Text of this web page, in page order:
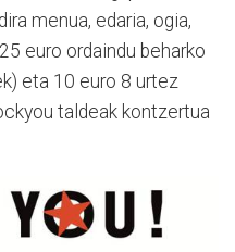
menua, edaria, ogia,
euro ordaindu beharko
eta 10 euro 8 urtez
taldeak kontzertua